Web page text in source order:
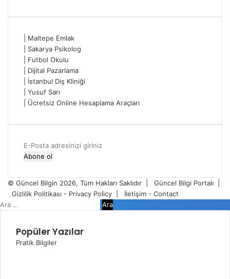
Maltepe Emlak
Sakarya Psikolog
Futbol Okulu
Dijital Pazarlama
İstanbul Diş Kliniği
Yusuf Sarı
Ücretsiz Online Hesaplama Araçları
E-
Posta
giriniz
© Güncel Bilgin 2026, Tüm Hakları Saklıdır | Güncel Bilgi Portalı
Gizlilik Politikası - Privacy Policy
İletişim - Contact
Facebook
Twitter
WhatsApp
Telegram
Viber
Kapalı
Arama:
Popüler Yazılar
Pratik Bilgiler